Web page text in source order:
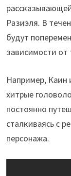
Разиэля. В
будут
зависимости от
Например, Каин
хитрые
постоянно
сталкиваясь с
персонажа.